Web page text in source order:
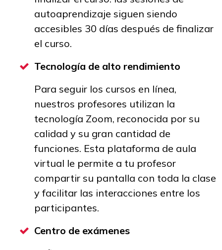
autoaprendizaje siguen siendo
accesibles 30 días después de finalizar
el curso.
Tecnología de alto rendimiento
Para seguir los cursos en línea,
nuestros profesores utilizan la
tecnología Zoom, reconocida por su
calidad y su gran cantidad de
funciones. Esta plataforma de aula
virtual le permite a tu profesor
compartir su pantalla con toda la clase
y facilitar las interacciones entre los
participantes.
Centro de exámenes